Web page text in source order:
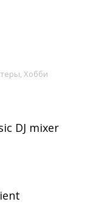
, Хобби
DJ mixer